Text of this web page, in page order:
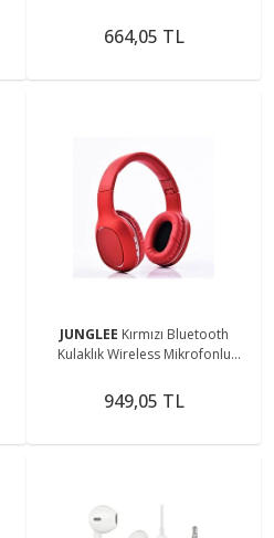
Video Film
664,05 TL
JUNGLEE Kırmızı Bluetooth
Kulaklık Wireless Mikrofonlu
949,05 TL